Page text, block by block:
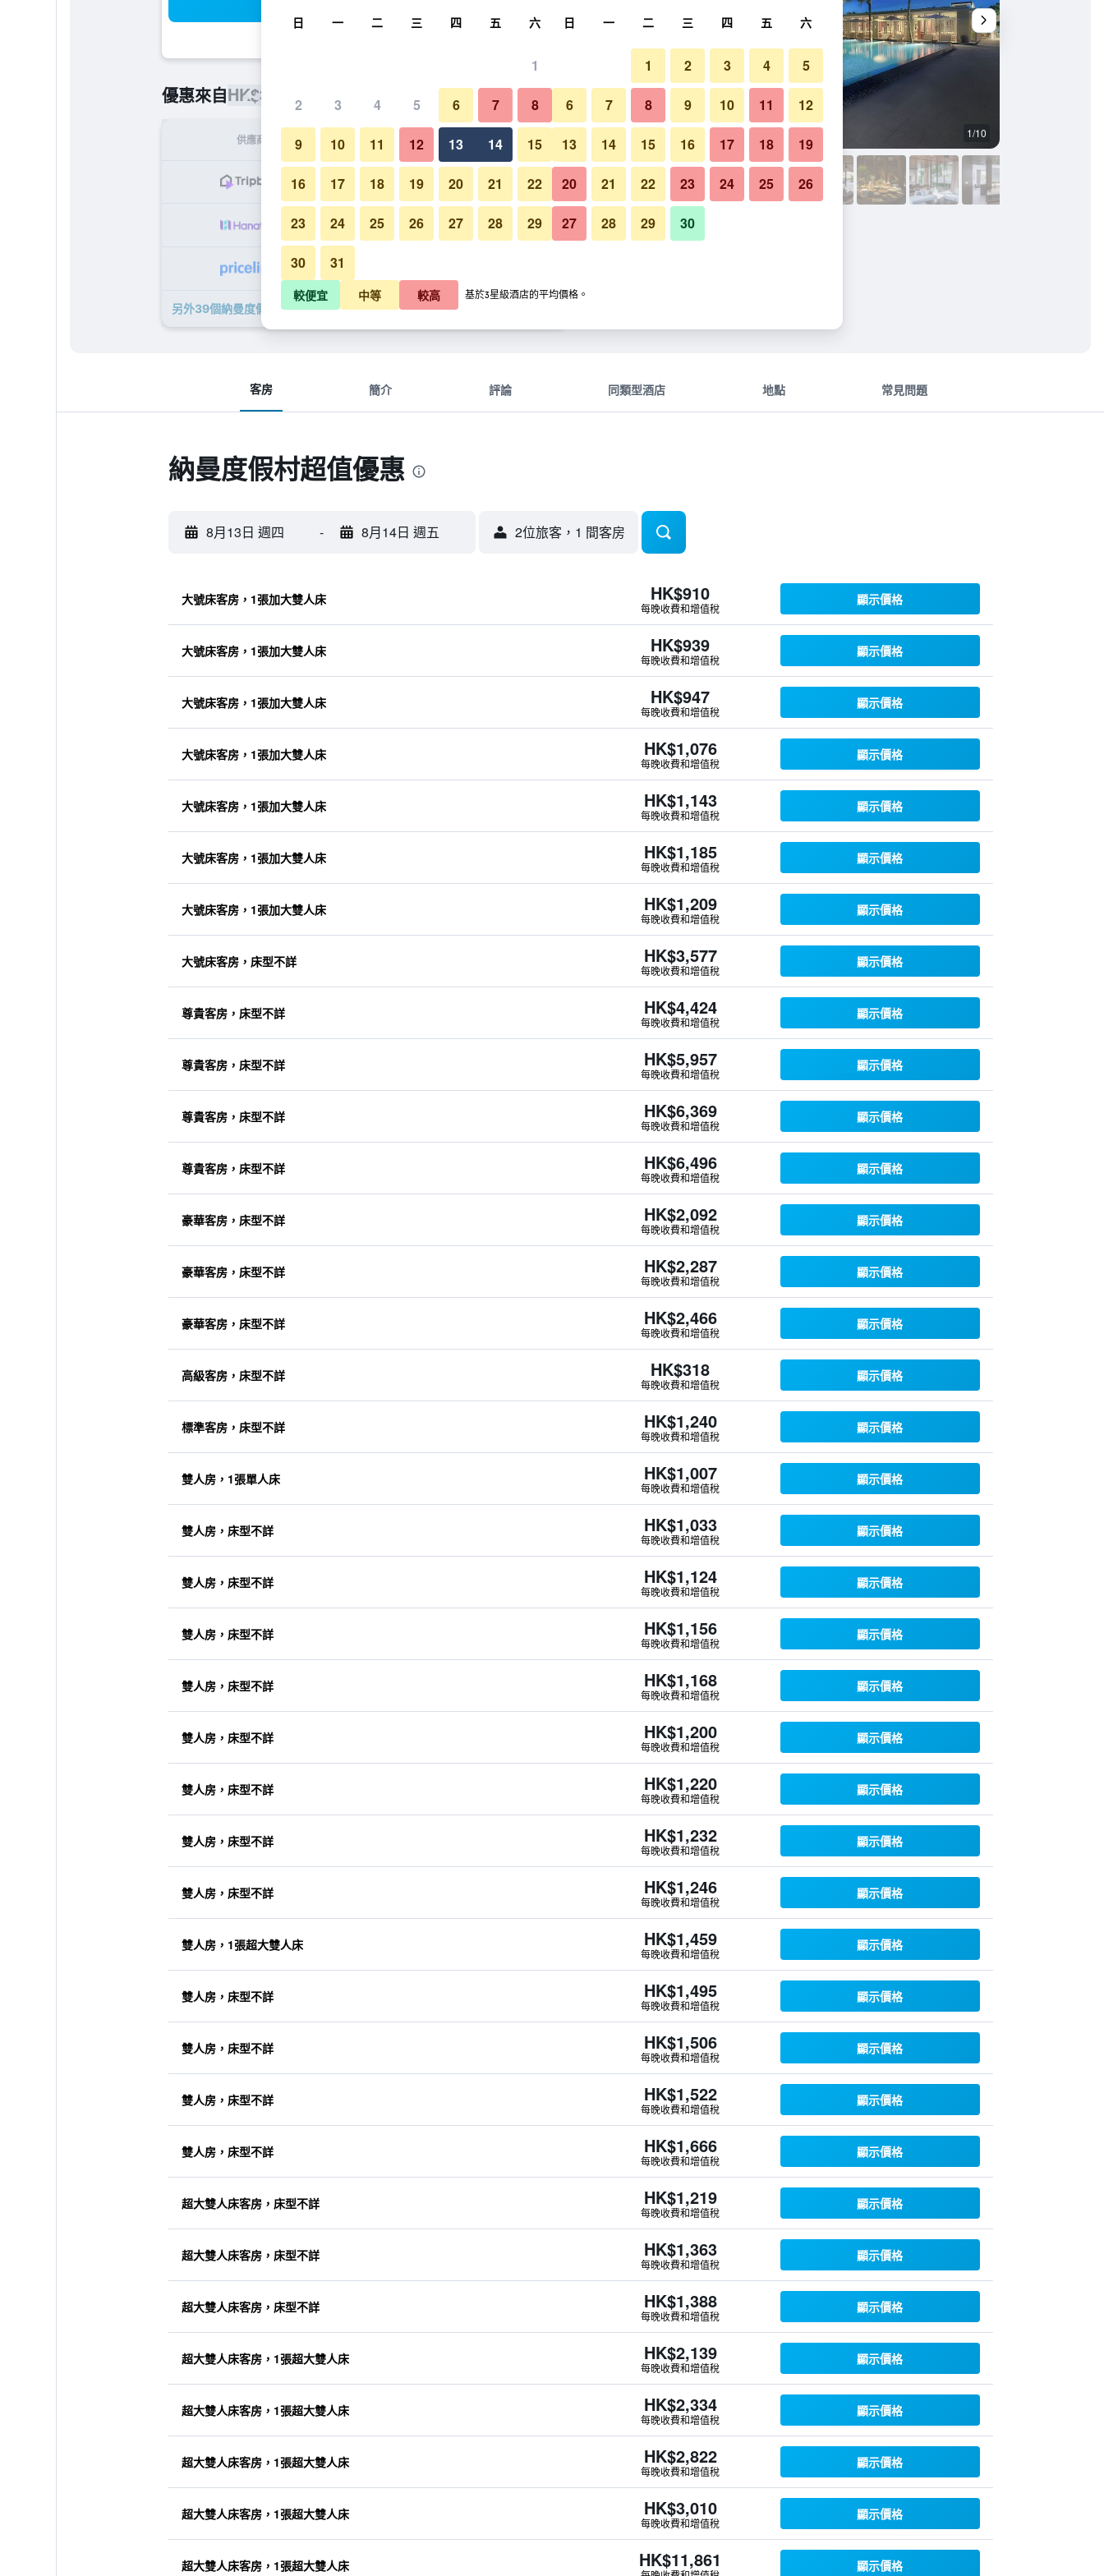
優惠來自HK$318
供應商 每晚總額
HK$318 查看優惠
HK$910 查看優惠
另外39個納曼度假村​的優惠
游泳池 1/10
納曼度假村的照片
客房 簡介 評論 同類型酒店 地點 常見問題
納曼度假村超值優惠
8月13日 週四 - 8月14日 週五 2位旅客，1 間客房
大號床客房，1張加大雙人床 HK$910
每晚收費和增值稅
顯示價格
大號床客房，1張加大雙人床 HK$939
每晚收費和增值稅
顯示價格
大號床客房，1張加大雙人床 HK$947
每晚收費和增值稅
顯示價格
大號床客房，1張加大雙人床 HK$1,076
每晚收費和增值稅
顯示價格
大號床客房，1張加大雙人床 HK$1,143
每晚收費和增值稅
顯示價格
大號床客房，1張加大雙人床 HK$1,185
每晚收費和增值稅
顯示價格
大號床客房，1張加大雙人床 HK$1,209
每晚收費和增值稅
顯示價格
大號床客房，床型不詳 HK$3,577
每晚收費和增值稅
顯示價格
尊貴客房，床型不詳 HK$4,424
每晚收費和增值稅
顯示價格
尊貴客房，床型不詳 HK$5,957
每晚收費和增值稅
顯示價格
尊貴客房，床型不詳 HK$6,369
每晚收費和增值稅
顯示價格
尊貴客房，床型不詳 HK$6,496
每晚收費和增值稅
顯示價格
豪華客房，床型不詳 HK$2,092
每晚收費和增值稅
顯示價格
豪華客房，床型不詳 HK$2,287
每晚收費和增值稅
顯示價格
豪華客房，床型不詳 HK$2,466
每晚收費和增值稅
顯示價格
高級客房，床型不詳 HK$318
每晚收費和增值稅
顯示價格
標準客房，床型不詳 HK$1,240
每晚收費和增值稅
顯示價格
雙人房，1張單人床 HK$1,007
每晚收費和增值稅
顯示價格
雙人房，床型不詳 HK$1,033
每晚收費和增值稅
顯示價格
雙人房，床型不詳 HK$1,124
每晚收費和增值稅
顯示價格
雙人房，床型不詳 HK$1,156
每晚收費和增值稅
顯示價格
雙人房，床型不詳 HK$1,168
每晚收費和增值稅
顯示價格
雙人房，床型不詳 HK$1,200
每晚收費和增值稅
顯示價格
雙人房，床型不詳 HK$1,220
每晚收費和增值稅
顯示價格
雙人房，床型不詳 HK$1,232
每晚收費和增值稅
顯示價格
雙人房，床型不詳 HK$1,246
每晚收費和增值稅
顯示價格
雙人房，1張超大雙人床 HK$1,459
每晚收費和增值稅
顯示價格
雙人房，床型不詳 HK$1,495
每晚收費和增值稅
顯示價格
雙人房，床型不詳 HK$1,506
每晚收費和增值稅
顯示價格
雙人房，床型不詳 HK$1,522
每晚收費和增值稅
顯示價格
雙人房，床型不詳 HK$1,666
每晚收費和增值稅
顯示價格
超大雙人床客房，床型不詳 HK$1,219
每晚收費和增值稅
顯示價格
超大雙人床客房，床型不詳 HK$1,363
每晚收費和增值稅
顯示價格
超大雙人床客房，床型不詳 HK$1,388
每晚收費和增值稅
顯示價格
超大雙人床客房，1張超大雙人床 HK$2,139
每晚收費和增值稅
顯示價格
超大雙人床客房，1張超大雙人床 HK$2,334
每晚收費和增值稅
顯示價格
超大雙人床客房，1張超大雙人床 HK$2,822
每晚收費和增值稅
顯示價格
超大雙人床客房，1張超大雙人床 HK$3,010
每晚收費和增值稅
顯示價格
超大雙人床客房，1張超大雙人床 HK$11,861 顯示價格
日 一 二 三 四 五 六
1
2 3 4 5 6 7 8
9 10 11 12 13 14 15
16 17 18 19 20 21 22
23 24 25 26 27 28 29
30 31
日 一 二 三 四 五 六
1 2 3 4 5
6 7 8 9 10 11 12
13 14 15 16 17 18 19
20 21 22 23 24 25 26
27 28 29 30
較便宜 中等 較高 基於3星級酒店的平均價格。